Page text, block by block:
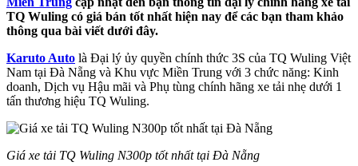
TQ Wuling có giá bán tốt nhất hiện nay để các bạn tham khảo
thông qua bài viết dưới đây.
Karuto Auto là Đại lý ủy quyền chính thức 3S của TQ Wuling Việt
Nam tại Đà Nẵng và Khu vực Miền Trung với 3 chức năng: Kinh
doanh, Dịch vụ Hậu mãi và Phụ tùng chính hãng xe tải nhẹ dưới 1
tấn thương hiệu TQ Wuling.
Giá xe tải TQ Wuling N300p tốt nhất tại Đà Nẵng